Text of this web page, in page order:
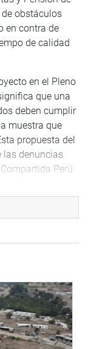
obstáculos
en contra de
de calidad
en el Pleno
que una
deben cumplir
muestra que
propuesta del
las denuncias
Perú
una serie de
con